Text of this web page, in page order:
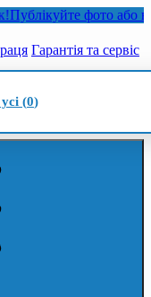
фото або
Гарантія та сервіс
(0)